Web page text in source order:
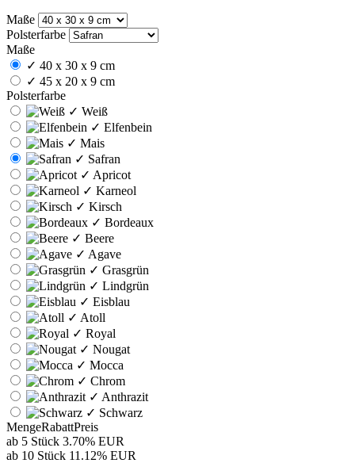
Maße
Polsterfarbe
Maße
✓ 40 x 30 x 9 cm
✓ 45 x 20 x 9 cm
Polsterfarbe
✓ Weiß
✓ Elfenbein
✓ Mais
✓ Safran
✓ Apricot
✓ Karneol
✓ Kirsch
✓ Bordeaux
✓ Beere
✓ Agave
✓ Grasgrün
✓ Lindgrün
✓ Eisblau
✓ Atoll
✓ Royal
✓ Nougat
✓ Mocca
✓ Chrom
✓ Anthrazit
✓ Schwarz
MengeRabattPreis
ab 5 Stück 3.70% EUR
ab 10 Stück 11.12% EUR